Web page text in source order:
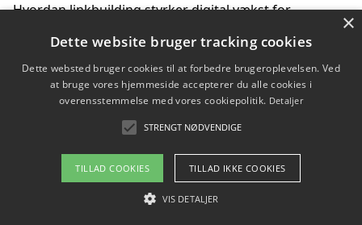
Hvordan linkbuilding styrker digital vækst for
Sådan har udviklingen inden for genbrug af elektronik
ændret sig
Copyright 2026 - Pilanto Aps
Om / kontakt
×
Dette website bruger tracking cookies
Dette websted bruger cookies til at forbedre brugeroplevelsen. Ved
at bruge vores hjemmeside accepterer du alle cookies i
overensstemmelse med vores cookiepolitik. Detaljer
STRENGT NØDVENDIGE
TILLAD COOKIES TILLAD IKKE COOKIES
VIS DETALJER